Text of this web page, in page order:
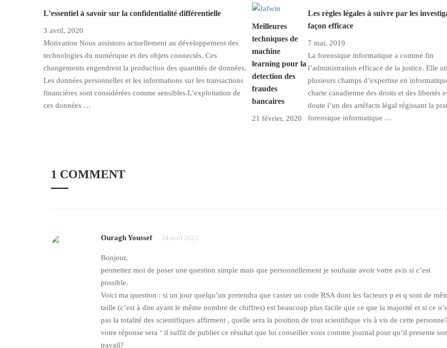
L’essentiel à savoir sur la confidentialité différentielle
3 avril, 2020
Motivation Nous assistons actuellement au développement des
technologies du numérique et des objets connectés. Ces
changements engendrent la production des quantités de données.
Les données personnelles et les informations sur les transactions
financières sont considérées comme sensibles.L’exploitation de
ces données …
Meilleures
techniques de
machine
learning pour la
detection des
fraudes
bancaires
21 février, 2020
Les règles légales à suivre par les
façon efficace
7 mai, 2019
La forensique informatique a comme fin
l’administration efficace de la justice. Elle
plusieurs champs d’expertise en
charte canadienne des droits et des libertés
doute l’un des artéfacts légal régissant la
forensique informatique …
1 COMMENT
Ouragh Youssef 24 avril 2023
Bonjour,
permettez moi de poser une question simple mais que personnellement je souhaite avoir votre avis si c’est
possible.
Voici ma question : si un jour quelqu’un pretendra que casser un code RSA dont les facteurs p et q sont de
taille (c’est à dire ayant le même nombre de chiffres) est beaucoup plus facile que ce que la majorité et si ce
pas la totalité des scientifiques affirment , quelle sera la position de tout scientifique vis à vis de cette
votre réponse sera ‘ il suffit de publier ce résultat que lui conseiller vous comme journal pour qu’il presente
travail?